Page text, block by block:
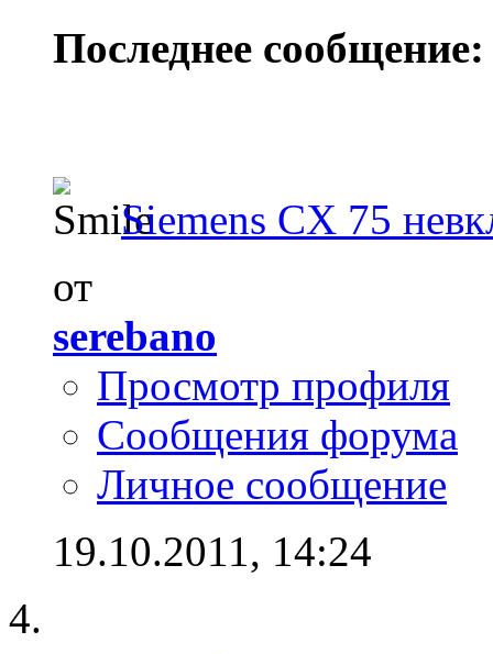
Последнее сообщение:
Siemens CX 75
от
serebano
Просмотр профиля
Сообщения форума
Личное сообщение
19.10.2011, 14:24